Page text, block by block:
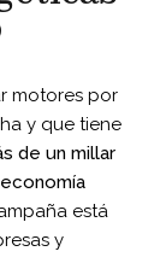
motores por
y que tiene
de un millar
está
y